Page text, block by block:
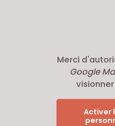
Merci
Google
Activer